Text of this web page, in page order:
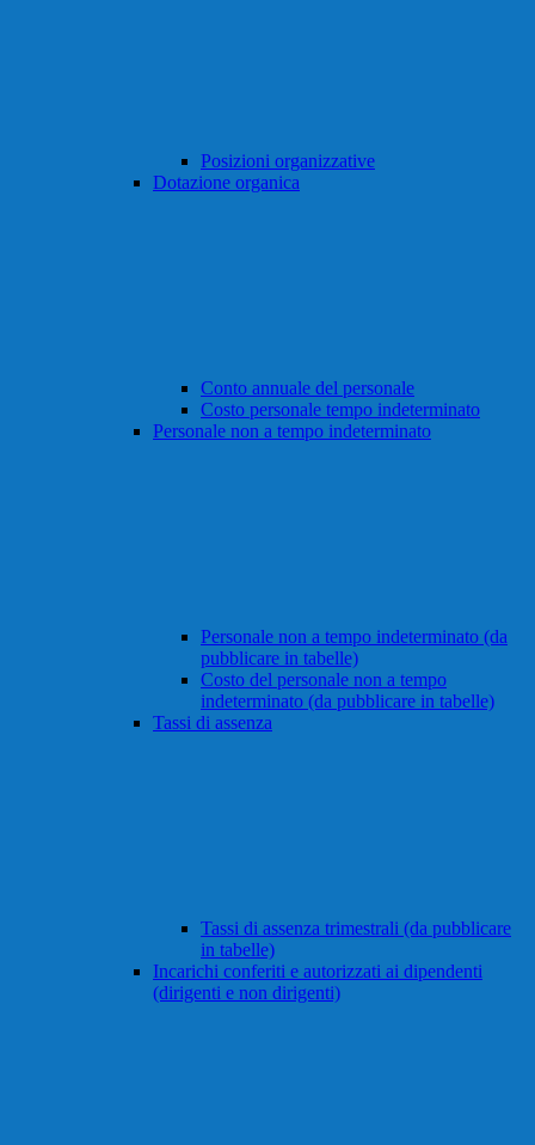
Posizioni organizzative
Dotazione organica
Conto annuale del personale
Costo personale tempo indeterminato
Personale non a tempo indeterminato
Personale non a tempo indeterminato (da
pubblicare in tabelle)
Costo del personale non a tempo
indeterminato (da pubblicare in tabelle)
Tassi di assenza
Tassi di assenza trimestrali (da pubblicare
in tabelle)
Incarichi conferiti e autorizzati ai dipendenti
(dirigenti e non dirigenti)